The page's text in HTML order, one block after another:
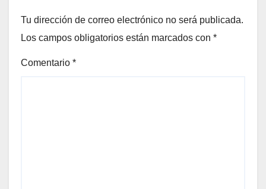
Tu dirección de correo electrónico no será publicada.
Los campos obligatorios están marcados con *
Comentario *